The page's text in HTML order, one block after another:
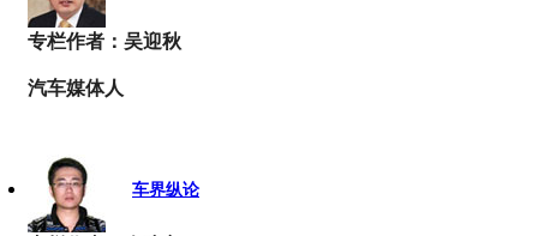
专栏作者：吴迎秋
汽车媒体人
车界纵论